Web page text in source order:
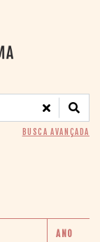
BUSCA AVANÇADA
ANO